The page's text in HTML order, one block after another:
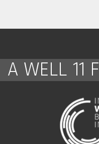
A WELL 11